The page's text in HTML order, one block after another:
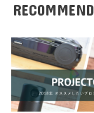
RECOMMEND